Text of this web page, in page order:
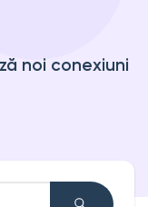
noi conexiuni